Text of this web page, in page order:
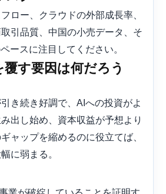
ロー、クラウドの外部成長率、
引品質、中国の小売データ、そ
ースに注目してください。
す要因は何だろう
き続き好調で、AIへの投資がよ
出し始め、資本収益が予想より
ャップを縮めるのに役立てば、
に弱まる。